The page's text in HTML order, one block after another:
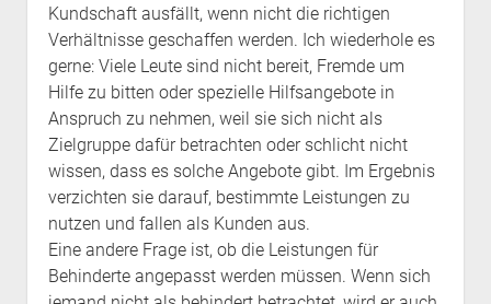
Kundschaft ausfällt, wenn nicht die richtigen
Verhältnisse geschaffen werden. Ich wiederhole es
gerne: Viele Leute sind nicht bereit, Fremde um
Hilfe zu bitten oder spezielle Hilfsangebote in
Anspruch zu nehmen, weil sie sich nicht als
Zielgruppe dafür betrachten oder schlicht nicht
wissen, dass es solche Angebote gibt. Im Ergebnis
verzichten sie darauf, bestimmte Leistungen zu
nutzen und fallen als Kunden aus.
Eine andere Frage ist, ob die Leistungen für
Behinderte angepasst werden müssen. Wenn sich